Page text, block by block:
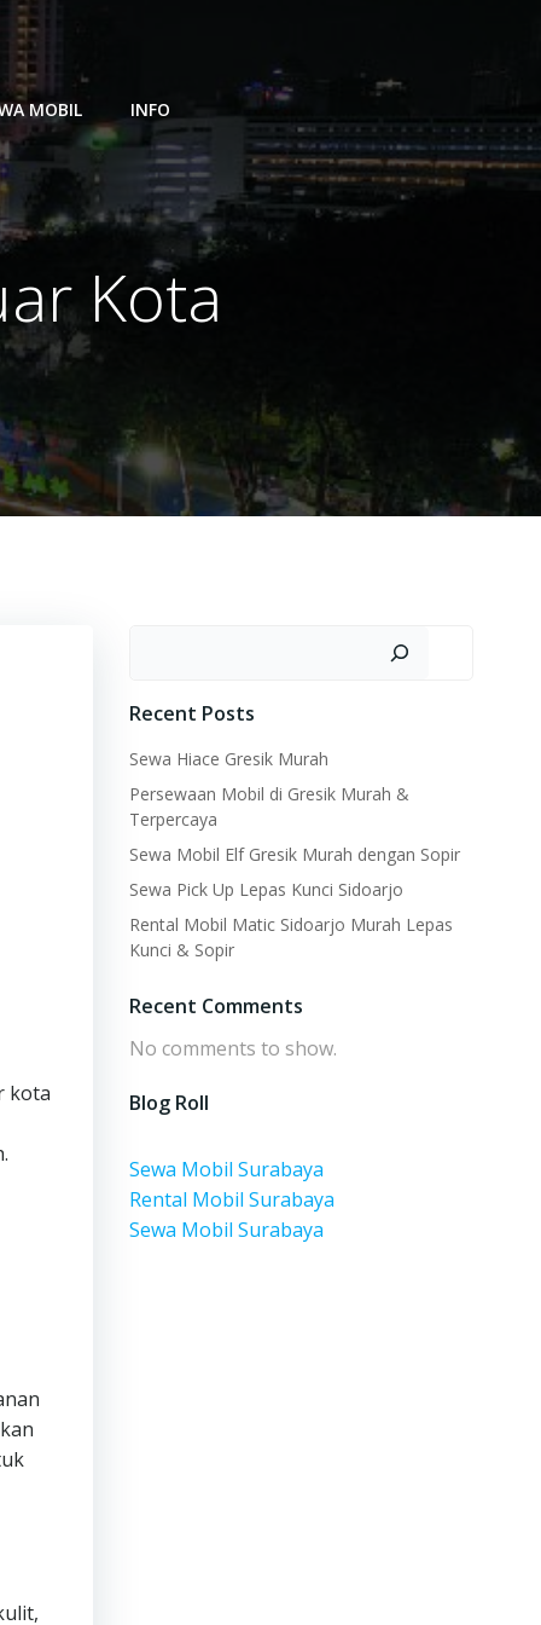
MOBIL INFO
Kota
kota
Recent Posts
Sewa Hiace Gresik Murah
Persewaan Mobil di Gresik Murah &
Terpercaya
Sewa Mobil Elf Gresik Murah dengan Sopir
Sewa Pick Up Lepas Kunci Sidoarjo
Rental Mobil Matic Sidoarjo Murah Lepas
Kunci & Sopir
Recent Comments
No comments to show.
Blog Roll
Sewa Mobil Surabaya
Rental Mobil Surabaya
Sewa Mobil Surabaya